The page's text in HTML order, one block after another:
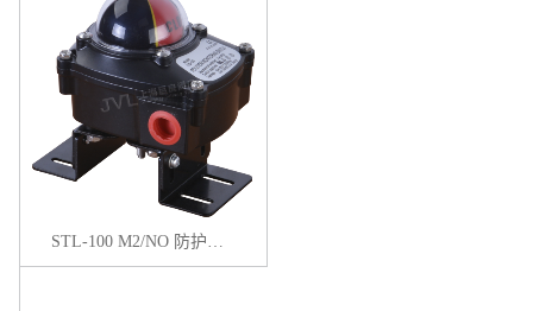
STL-100 M2/NO 防护型限位开关